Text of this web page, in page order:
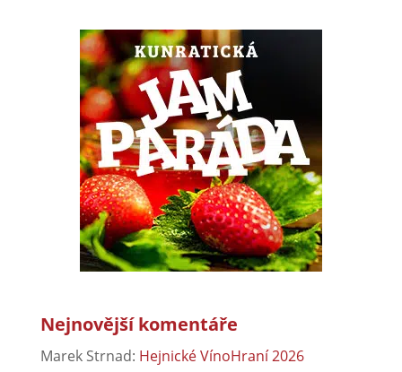
Nejnovější komentáře
Marek Strnad: Hejnické VínoHraní 2026